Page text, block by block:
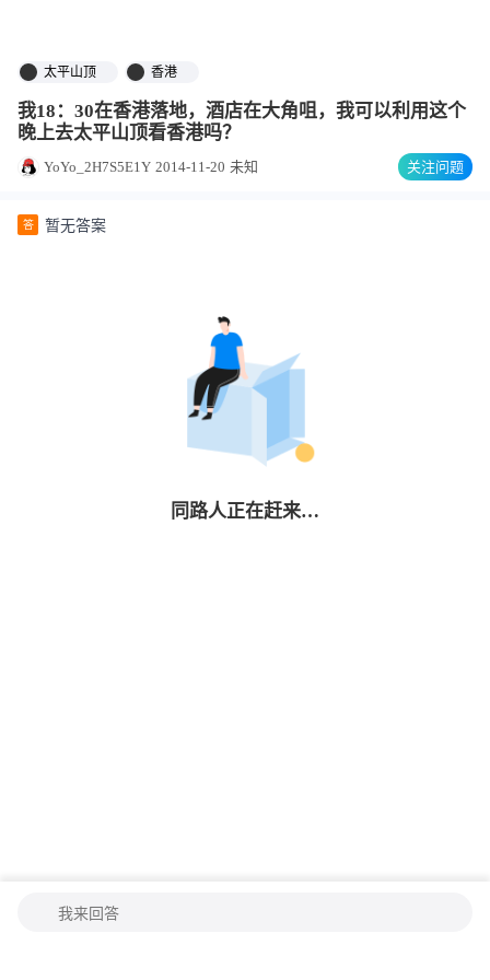
太平山顶 香港
我18：30在香港落地，酒店在大角咀，我可以利用这个
晚上去太平山顶看香港吗？
YoYo_2H7S5E1Y 2014-11-20 未知 关注问题
答 暂无答案
同路人正在赶来…